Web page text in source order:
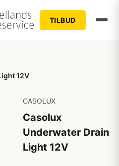
TILBUD
12V
CASOLUX
Casolux
Underwater Drain
Light 12V